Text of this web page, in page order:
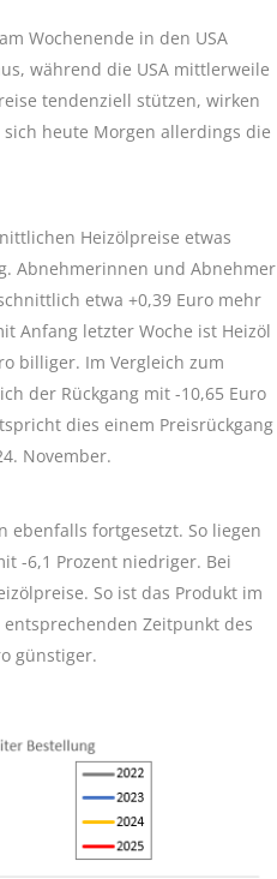
Wochenende in den USA
während die USA mittlerweile
tendenziell stützen, wirken
heute Morgen allerdings die
Heizölpreise etwas
Abnehmerinnen und Abnehmer
etwa +0,39 Euro mehr
Anfang letzter Woche ist Heizöl
billiger. Im Vergleich zum
der Rückgang mit -10,65 Euro
dies einem Preisrückgang
November.
ebenfalls fortgesetzt. So liegen
-6,1 Prozent niedriger. Bei
So ist das Produkt im
Zeitpunkt des
günstiger.